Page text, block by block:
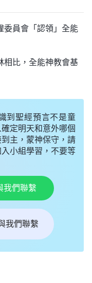
委員會「認領」全能
相比，全能神教會基
到聖經預言不是童
定明天和意外哪個
主，蒙神保守，請
小組學習，不要等
我們聯繫
我們聯繫